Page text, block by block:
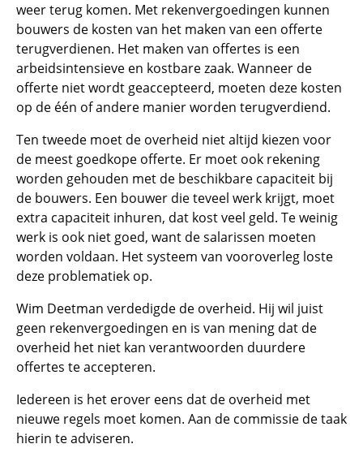
weer terug komen. Met rekenvergoedingen kunnen
bouwers de kosten van het maken van een offerte
terugverdienen. Het maken van offertes is een
arbeidsintensieve en kostbare zaak. Wanneer de
offerte niet wordt geaccepteerd, moeten deze kosten
op de één of andere manier worden terugverdiend.
Ten tweede moet de overheid niet altijd kiezen voor
de meest goedkope offerte. Er moet ook rekening
worden gehouden met de beschikbare capaciteit bij
de bouwers. Een bouwer die teveel werk krijgt, moet
extra capaciteit inhuren, dat kost veel geld. Te weinig
werk is ook niet goed, want de salarissen moeten
worden voldaan. Het systeem van vooroverleg loste
deze problematiek op.
Wim Deetman verdedigde de overheid. Hij wil juist
geen rekenvergoedingen en is van mening dat de
overheid het niet kan verantwoorden duurdere
offertes te accepteren.
Iedereen is het erover eens dat de overheid met
nieuwe regels moet komen. Aan de commissie de taak
hierin te adviseren.